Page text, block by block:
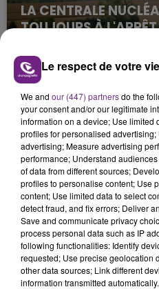
LA CENTRALE
TOUJOURS À L'ARRÊT
Cela fait déjà une
nucléaire ardennaise est
justifiée par la
présente.
LE MAGASIN
SES PORTES
C'était l'une des
rémois. Le magasin
fermer ses portes.
TITRES DIFFUSÉS
Le respect de votre
We and our (447) partnersdo the
your consent and/or our legitimate
information on a device; Use limited
profiles for personalised
advertising; Measure advertising
performance; Understand
of data from different sources;
profiles to personalise content; Use
content; Use limited data to select
detect fraud, and fix errors; Deliver
Save and communicate privacy
process personal data such as IP
following functionalities: Identify
requested; Use precise geolocation
other data sources; Link different
information transmitted automatically.